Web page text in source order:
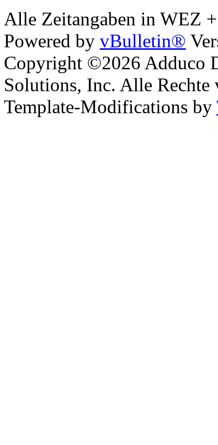
Alle Zeitangaben in WEZ
Powered by vBulletin®
Copyright ©2026 Adduco
Solutions, Inc. Alle Rechte
Template-Modifications by